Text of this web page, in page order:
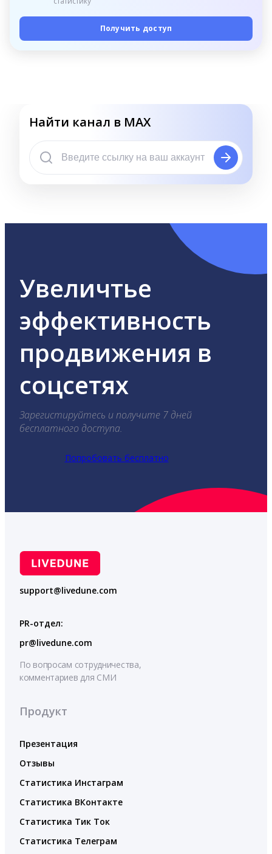
Получить доступ
Найти канал в MAX
Увеличтье
эффективность
продвижения в
соцсетях
Зарегистируйтесь и получите 7 дней
бесплатного доступа.
Попробовать бесплатно
support@livedune.com
PR-отдел:
pr@livedune.com
По вопросам сотрудничества,
комментариев для СМИ
Продукт
Презентация
Отзывы
Статистика Инстаграм
Статистика ВКонтакте
Статистика Тик Ток
Статистика Телеграм